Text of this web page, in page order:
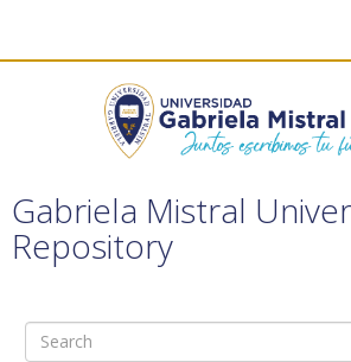
Gabriela Mistral
Repository